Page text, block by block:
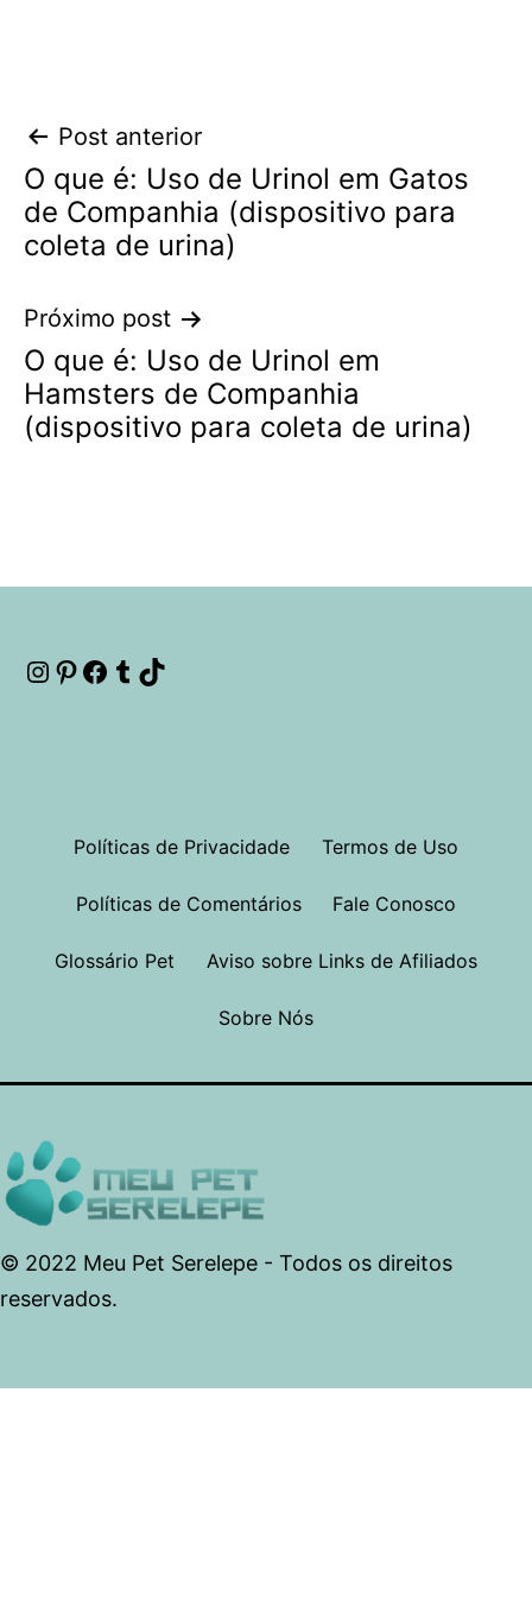
Navegação
de
Post
Post anterior
O que é: Uso de Urinol em Gatos
de Companhia (dispositivo para
coleta de urina)
Próximo post
O que é: Uso de Urinol em
Hamsters de Companhia
(dispositivo para coleta de urina)
Instagram
Pinterest
Facebook
Tumblr
Políticas de Privacidade Termos de Uso
Políticas de Comentários Fale Conosco
Glossário Pet Aviso sobre Links de Afiliados
Sobre Nós
© 2022 Meu Pet Serelepe - Todos os direitos
reservados.